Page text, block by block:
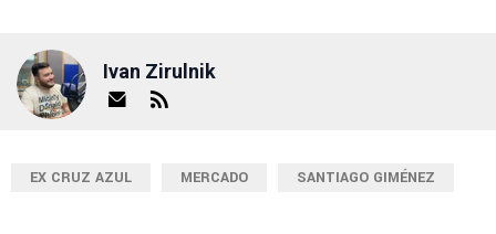
Ivan Zirulnik
EX CRUZ AZUL MERCADO SANTIAGO GIMÉNEZ